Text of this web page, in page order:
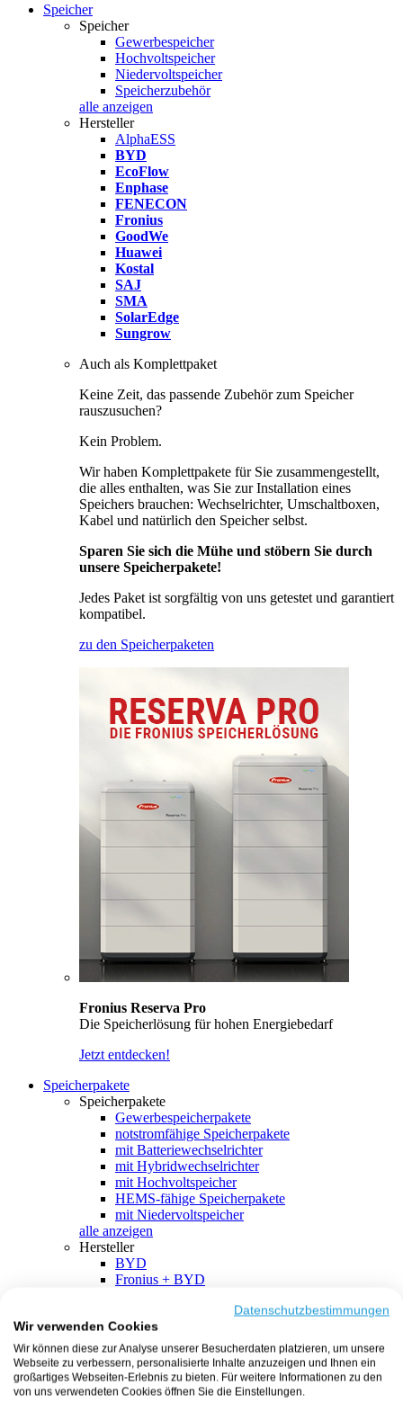
Speicher
Speicher
Gewerbespeicher
Hochvoltspeicher
Niedervoltspeicher
Speicherzubehör
alle anzeigen
Hersteller
AlphaESS
BYD
EcoFlow
Enphase
FENECON
Fronius
GoodWe
Huawei
Kostal
SAJ
SMA
SolarEdge
Sungrow
Auch als Komplettpaket
Keine Zeit, das passende Zubehör zum Speicher
rauszusuchen?
Kein Problem.
Wir haben Komplettpakete für Sie zusammengestellt,
die alles enthalten, was Sie zur Installation eines
Speichers brauchen: Wechselrichter, Umschaltboxen,
Kabel und natürlich den Speicher selbst.
Sparen Sie sich die Mühe und stöbern Sie durch
unsere Speicherpakete!
Jedes Paket ist sorgfältig von uns getestet und garantiert
kompatibel.
zu den Speicherpaketen
Fronius Reserva Pro
Die Speicherlösung für hohen Energiebedarf
Jetzt entdecken!
Speicherpakete
Speicherpakete
Gewerbespeicherpakete
notstromfähige Speicherpakete
mit Batteriewechselrichter
mit Hybridwechselrichter
mit Hochvoltspeicher
HEMS-fähige Speicherpakete
mit Niedervoltspeicher
alle anzeigen
Hersteller
BYD
Fronius + BYD
SMA + BYD
EcoFlow
EcoFlow + EcoFlow
FENECON
FENECON + FENECON
Datenschutzbestimmungen
Wir verwenden Cookies
Wir können diese zur Analyse unserer Besucherdaten platzieren, um unsere
Webseite zu verbessern, personalisierte Inhalte anzuzeigen und Ihnen ein
großartiges Webseiten-Erlebnis zu bieten. Für weitere Informationen zu den
von uns verwendeten Cookies öffnen Sie die Einstellungen.